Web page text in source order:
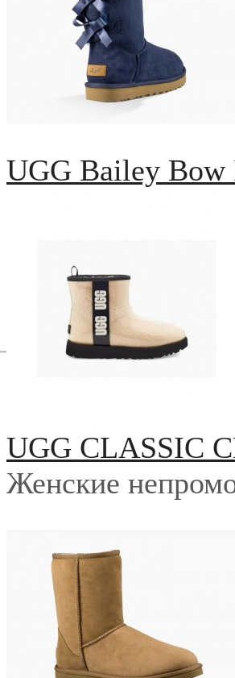
UGG Bailey
UGG CLASSIC
Женские